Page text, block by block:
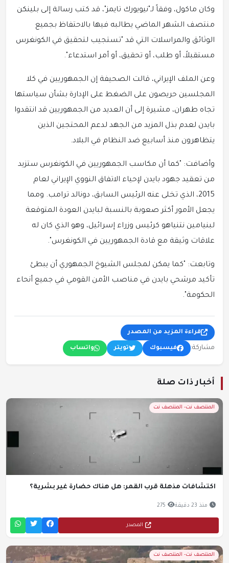
وكان ماكول، وفقاً لـ"نيويورك تايمز"، قد كتب رسالة إلى بلينكن
منتصف الشهر الماضي يطالبه فيها بالاحتفاظ بجميع
الوثائق والمراسلات التي قد "تستجيب لتحقيق في الكونغرس
مستقبلاً، أو طلب، أو تحقيق، أو أمر استدعاء".
وعن الملف الإيراني، قالت الصحيفة إن الجمهوريين في كلا
المجلسين حريصون على الضغط على الإدارة بشأن سياستها
تجاه طهران، مشيرة إلى أن العديد من الجمهوريين قد انتقدوا
بايدن لعدم بذل المزيد من الجهد لدعم المحتجين الذين
يتظاهرون منذ أسابيع ضد النظام في البلاد.
وأضافت: "كما أن مكاسب الجمهوريين في الكونغرس ستزيد
من تعقيد جهود بايدن لإحياء الاتفاق النووي الإيراني لعام
2015، الذي تخلى عنه الرئيس السابق، دونالد ترامب. ومما
يجعل الأمور أكثر صعوبة بالنسبة لبايدن العودة المتوقعة
لبنيامين نتنياهو كرئيس وزراء إسرائيل، وهو الذي كان له
علاقات وثيقة مع قادة الجمهوريين في الكونغرس".
وتابعت: "كما يمكن لمجلس الشيوخ الجمهوري أن يبطئ
تأكيد مرشحي بايدن في مناصب الأمن القومي في جميع أنحاء
الحكومة".
قراءة المزيد من المصدر
مشاركة: فيسبوك تويتر واتساب
أخبار ذات صلة
المنتصف نت- المنتصف نت
اكتشافات مذهلة قرب القمر: هل هناك حضارة غير بشرية؟
منذ 23 دقيقة 275
المصدر
المنتصف نت- المنتصف نت